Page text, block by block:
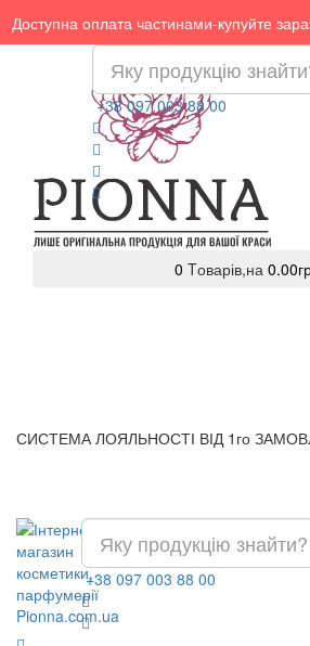
Доступна оплата частинами-купуйте
+38 097 003 88 00
0 Tоварів,на
СИСТЕМА ЛОЯЛЬНОСТІ ВІД 1го
+38 097 003 88 00